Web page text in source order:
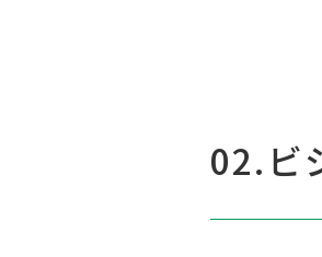
02.ビ